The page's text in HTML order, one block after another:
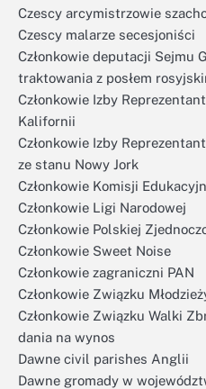
Czescy arcymistrzowie
Czescy malarze secesjoniści
Członkowie deputacji Sejmu
traktowania z posłem
Członkowie Izby
Kalifornii
Członkowie Izby
ze stanu Nowy Jork
Członkowie Komisji
Członkowie Ligi Narodowej
Członkowie Polskiej
Członkowie Sweet Noise
Członkowie zagraniczni PAN
Członkowie Związku
Członkowie Związku Walki
dania na wynos
Dawne civil parishes Anglii
Dawne gromady w